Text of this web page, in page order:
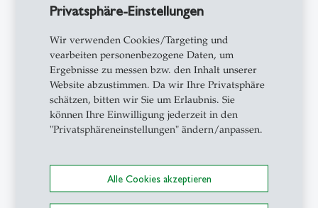
Privatsphäre-Einstellungen
Wir verwenden Cookies/Targeting und
vearbeiten personenbezogene Daten, um
Ergebnisse zu messen bzw. den Inhalt unserer
Website abzustimmen. Da wir Ihre Privatsphäre
schätzen, bitten wir Sie um Erlaubnis. Sie
können Ihre Einwilligung jederzeit in den
"Privatsphäreneinstellungen" ändern/anpassen.
Alle Cookies akzeptieren
Akademische Lehre und Forschung:
Professor für Organization Studies an der Universität
St. Gallen (seit 2002)
Mitgründer und akademischer Leiter des
Forschungszentrums „Organization Studies“;
Programmleiter des innovativen interdisziplinären
Master-Programms M.A. in Management,
und Public Governance der Universität St. Gallen
(2010-2021)